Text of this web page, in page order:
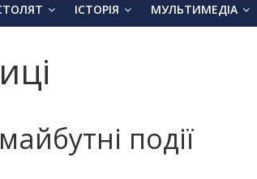
ІСТОРІЯ МУЛЬТИМЕДІА
події